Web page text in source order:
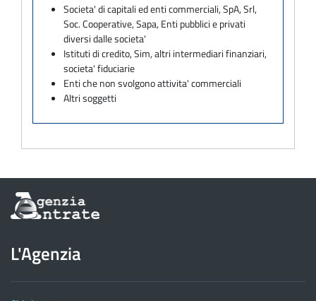
Societa' di capitali ed enti commerciali, SpA, Srl,
Soc. Cooperative, Sapa, Enti pubblici e privati
diversi dalle societa'
Istituti di credito, Sim, altri intermediari finanziari,
societa' fiduciarie
Enti che non svolgono attivita' commerciali
Altri soggetti
Informazioni
sul
dell'Agenzia
delle
Entrate
L'Agenzia